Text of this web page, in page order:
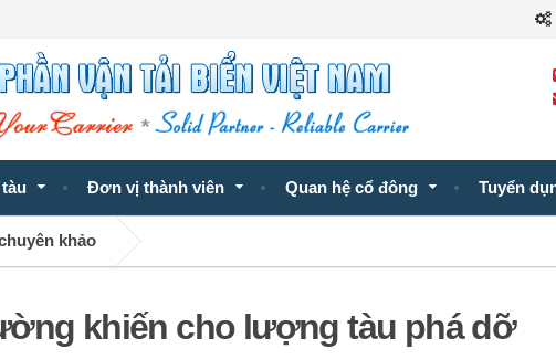
Đơn vị thành viên Quan hệ cổ đông Tuyển
khảo
khiến cho lượng tàu phá dỡ